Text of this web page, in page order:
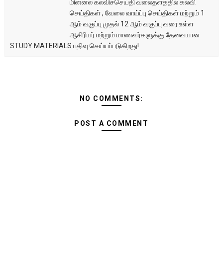
மின்னல் கல்விச்செய்தி வலைதளத்தில் கல்வி
செய்திகள் , வேலை வாய்ப்பு செய்திகள் மற்றும் 1
ஆம் வகுப்பு முதல் 12 ஆம் வகுப்பு வரை உள்ள
ஆசிரியர் மற்றும் மாணவர்களுக்கு தேவையான
STUDY MATERIALS பதிவு செய்யப்படுகிறது!
NO COMMENTS:
POST A COMMENT